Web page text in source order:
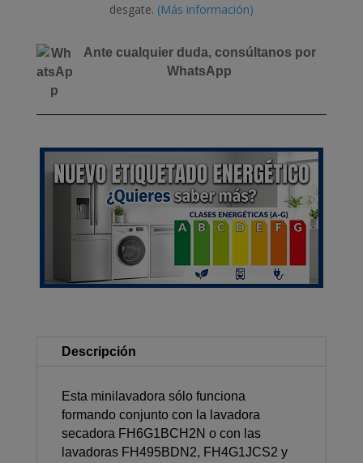
desgate. (Más información)
Ante cualquier duda, consúltanos por
WhatsApp
Descripción
Esta minilavadora sólo funciona
formando conjunto con la lavadora
secadora FH6G1BCH2N o con las
lavadoras FH495BDN2, FH4G1JCS2 y